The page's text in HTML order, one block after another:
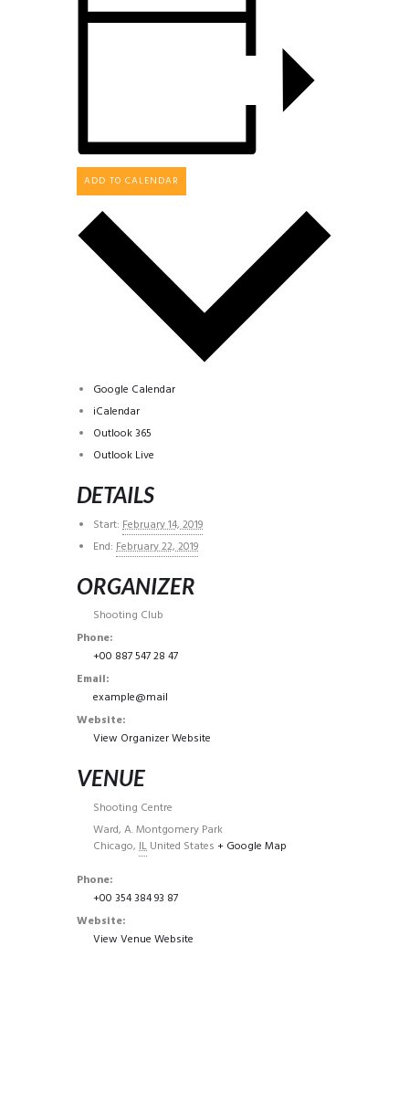
ADD TO CALENDAR
Google Calendar
iCalendar
Outlook 365
Outlook Live
DETAILS
Start: February 14, 2019
End: February 22, 2019
ORGANIZER
Shooting Club
Phone:
+00 887 547 28 47
Email:
example@mail
Website:
View Organizer Website
VENUE
Shooting Centre
Ward, A. Montgomery Park
Chicago, IL United States + Google Map
Phone:
+00 354 384 93 87
Website:
View Venue Website